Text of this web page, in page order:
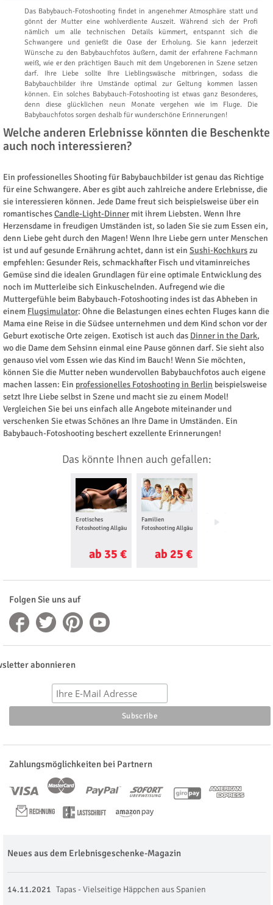
Das Babybauch-Fotoshooting findet in angenehmer Atmosphäre statt und
gönnt der Mutter eine wohlverdiente Auszeit. Während sich der Profi
nämlich um alle technischen Details kümmert, entspannt sich die
Schwangere und genießt die Oase der Erholung. Sie kann jederzeit
Wünsche zu den Babybauchfotos äußern, damit der erfahrene Fachmann
weiß, wie er den prächtigen Bauch mit dem Ungeborenen in Szene setzen
darf. Ihre Liebe sollte Ihre Lieblingswäsche mitbringen, sodass die
Babybauchbilder ihre Umstände optimal zur Geltung kommen lassen
können. Ein solches Babybauch-Fotoshooting ist etwas ganz Besonderes,
denn diese glücklichen neun Monate vergehen wie im Fluge. Die
Babybauchfotos sorgen deshalb für wunderschöne Erinnerungen!
Welche anderen Erlebnisse könnten die Beschenkte
auch noch interessieren?
Ein professionelles Shooting für Babybauchbilder ist genau das Richtige
für eine Schwangere. Aber es gibt auch zahlreiche andere Erlebnisse, die
sie interessieren können. Jede Dame freut sich beispielsweise über ein
romantischesCandle-Light-Dinner mit ihrem Liebsten. Wenn Ihre
Herzensdame in freudigen Umständen ist, so laden Sie sie zum Essen ein,
denn Liebe geht durch den Magen! Wenn Ihre Liebe gern unter Menschen
ist und auf gesunde Ernährung achtet, dann ist ein Sushi-Kochkurszu
empfehlen: Gesunder Reis, schmackhafter Fisch und vitaminreiches
Gemüse sind die idealen Grundlagen für eine optimale Entwicklung des
noch im Mutterleibe sich Einkuschelnden. Aufregend wie die
Muttergefühle beim Babybauch-Fotoshooting indes ist das Abheben in
einem Flugsimulator: Ohne die Belastungen eines echten Fluges kann die
Mama eine Reise in die Südsee unternehmen und dem Kind schon vor der
Geburt exotische Orte zeigen. Exotisch ist auch das Dinner in the Dark,
wo die Dame dem Sehsinn einmal eine Pause gönnen darf. Sie sieht also
genauso viel vom Essen wie das Kind im Bauch! Wenn Sie möchten,
können Sie die Mutter neben wundervollen Babybauchfotos auch eigene
machen lassen: Ein professionelles Fotoshooting in Berlin beispielsweise
setzt Ihre Liebe selbst in Szene und macht sie zu einem Model!
Vergleichen Sie bei uns einfach alle Angebote miteinander und
verschenken Sie etwas Schönes an Ihre Dame in Umständen. Ein
Babybauch-Fotoshooting beschert exzellente Erinnerungen!
Das könnte Ihnen auch gefallen:
Erotisches
Fotoshooting Allgäu
ab 35 €
Familien
Fotoshooting Allgäu
ab 25 €
Foto Love Story für
Folgen Sie uns auf
abonnieren
Zahlungsmöglichkeiten bei Partnern
Neues aus dem Erlebnisgeschenke-Magazin
14.11.2021 Tapas - Vielseitige Häppchen aus Spanien